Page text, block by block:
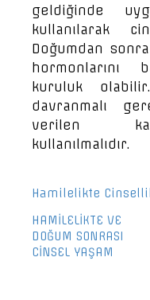
geldiğinde
kullanılarak
Doğumdan
hormonlarını
kuruluk
davranmalı
verilen
kullanılmalıdır.
Hamilelikte
HAMİLELİKTE VE
DOĞUM SONRASI
CİNSEL YAŞAM